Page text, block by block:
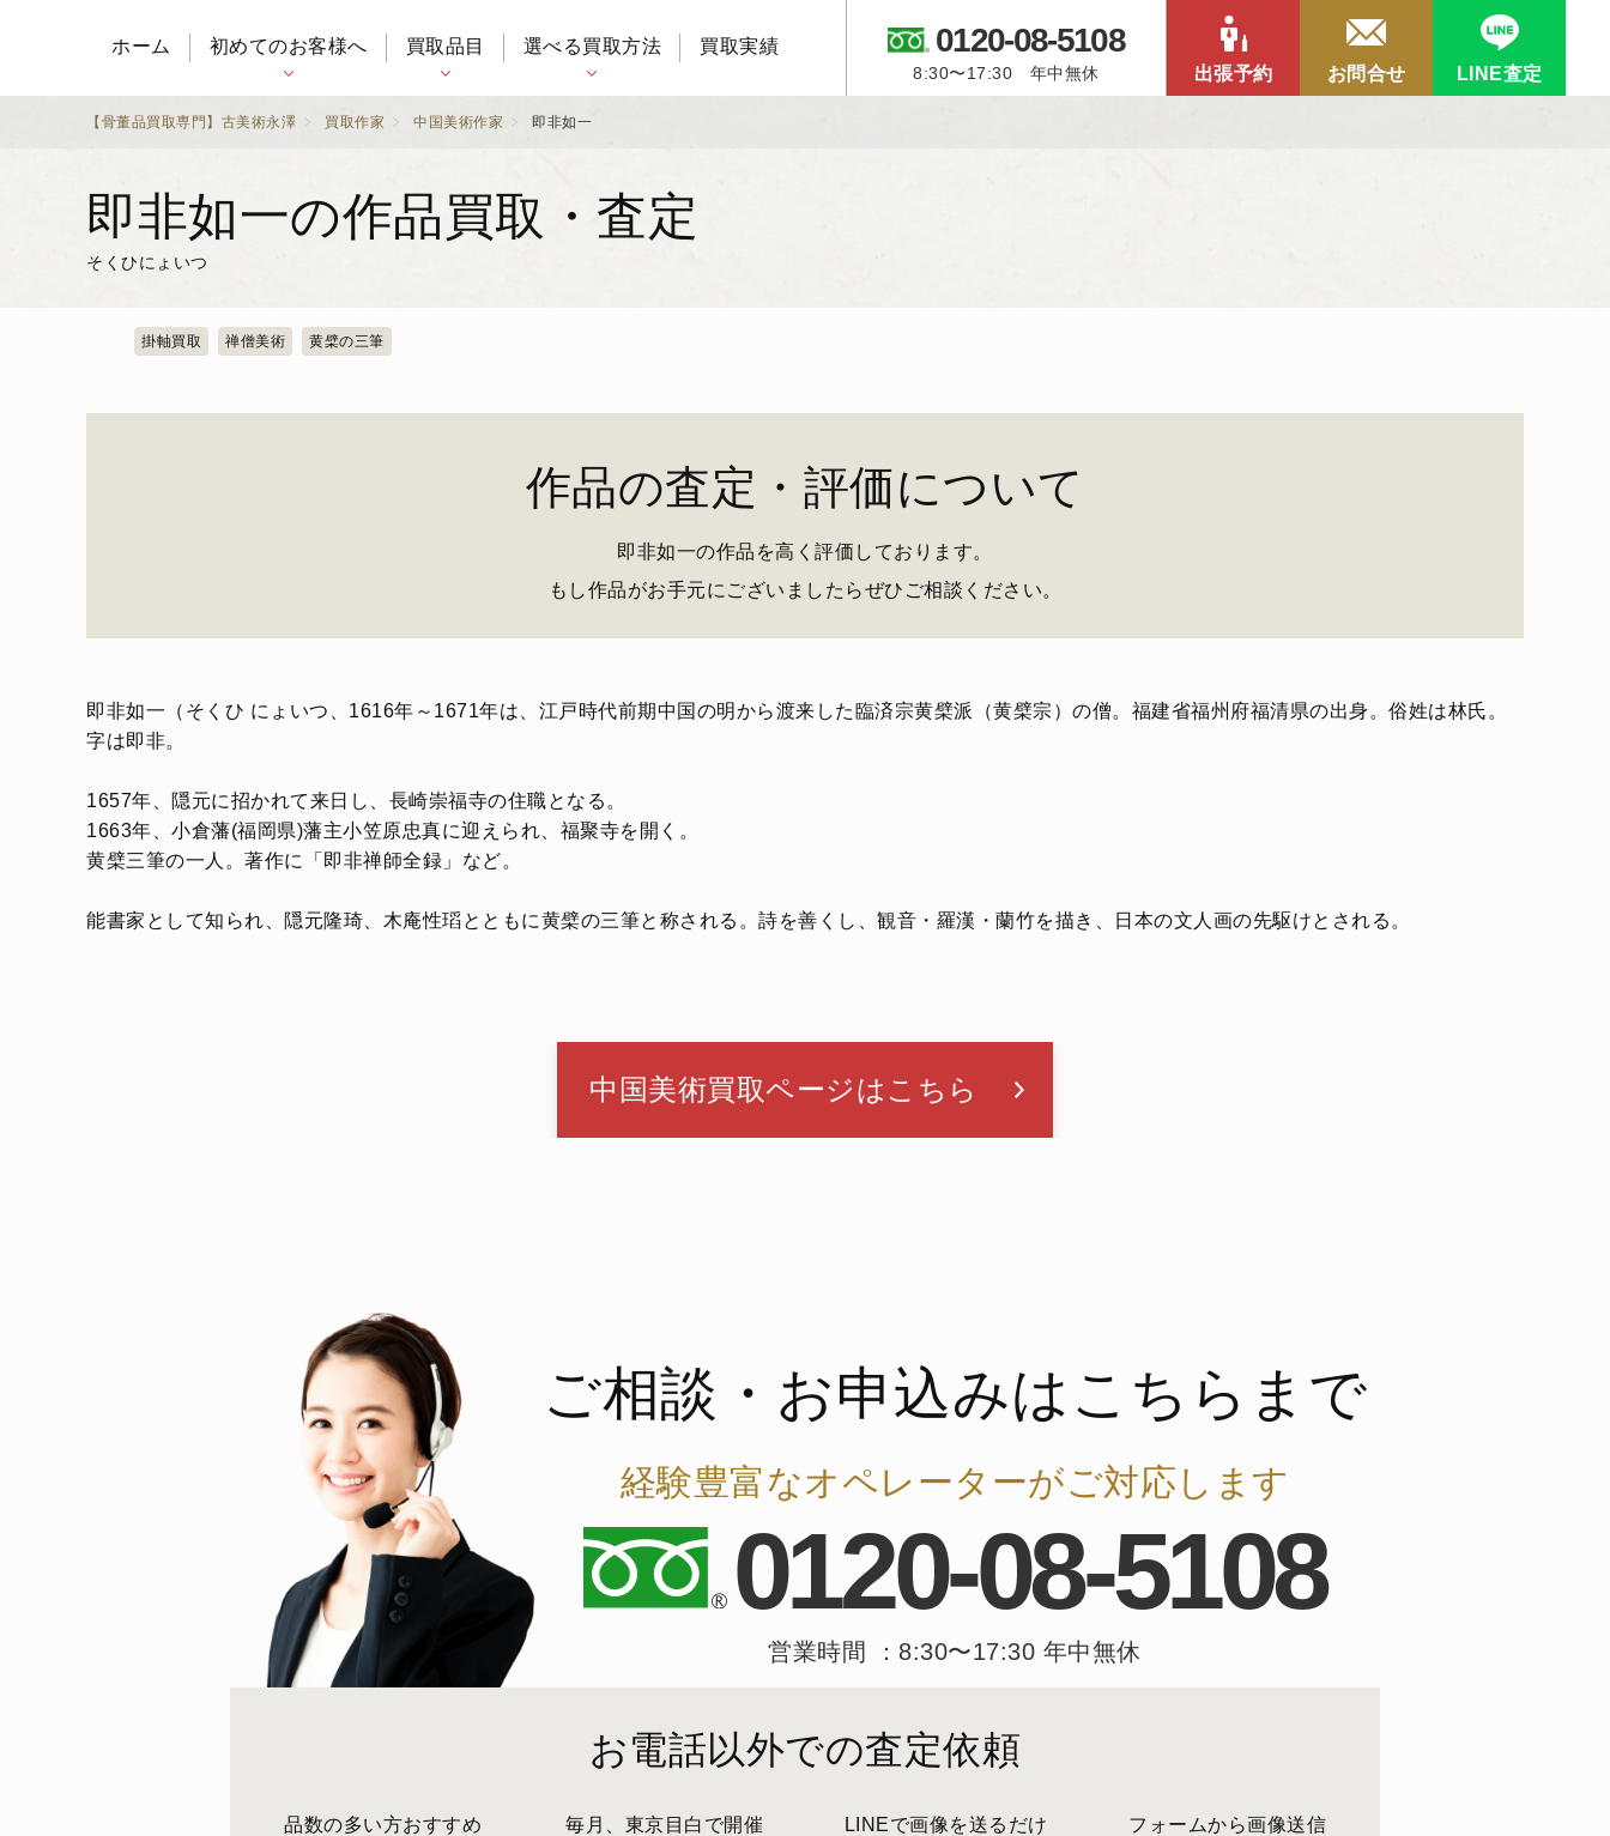
ホーム 初めてのお客様へ 買取品目 選べる買取方法 買取実績 0120-08-5108
8:30〜17:30 年中無休 出張予約 お問合せ LINE査定
【骨董品買取専門】古美術永澤 買取作家 中国美術作家 即非如一
即非如一の作品買取・査定
そくひにょいつ
掛軸買取 禅僧美術 黄檗の三筆
作品の査定・評価について
即非如一の作品を高く評価しております。
もし作品がお手元にございましたらぜひご相談ください。
即非如一（そくひ にょいつ、1616年～1671年は、江戸時代前期中国の明から渡来した臨済宗黄檗派（黄檗宗）の僧。福建省福州府福清県の出身。俗姓は林氏。
字は即非。
1657年、隠元に招かれて来日し、長崎崇福寺の住職となる。
1663年、小倉藩(福岡県)藩主小笠原忠真に迎えられ、福聚寺を開く。
黄檗三筆の一人。著作に「即非禅師全録」など。
能書家として知られ、隠元隆琦、木庵性瑫とともに黄檗の三筆と称される。詩を善くし、観音・羅漢・蘭竹を描き、日本の文人画の先駆けとされる。
中国美術買取ページはこちら
ご相談・お申込みはこちらまで
経験豊富なオペレーターがご対応します
0120-08-5108
営業時間 ：8:30〜17:30 年中無休
お電話以外での査定依頼
品数の多い方おすすめ 毎月、東京目白で開催 LINEで画像を送るだけ フォームから画像送信